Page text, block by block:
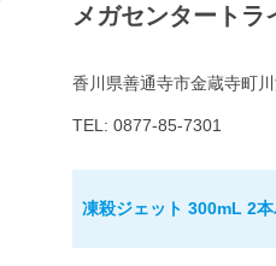
メガセンタートラ
香川県善通寺市金蔵寺町
TEL: 0877-85-7301
凍殺ジェット 300mL 2